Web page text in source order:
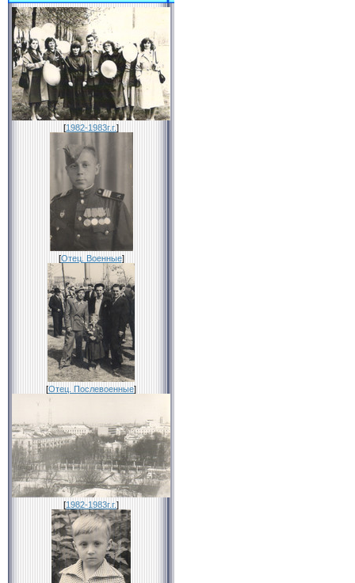
[1982-1983г.г.]
[Отец. Военные]
[Отец. Послевоенные]
[1982-1983г.г.]